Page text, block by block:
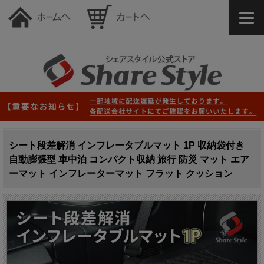
シート段差解消 インフレータブルマット 1P 収納袋付き
自動膨張型 車中泊 コンパクト収納 旅行 防災 マット エア
ーマット インフレーターマット フラット クッション